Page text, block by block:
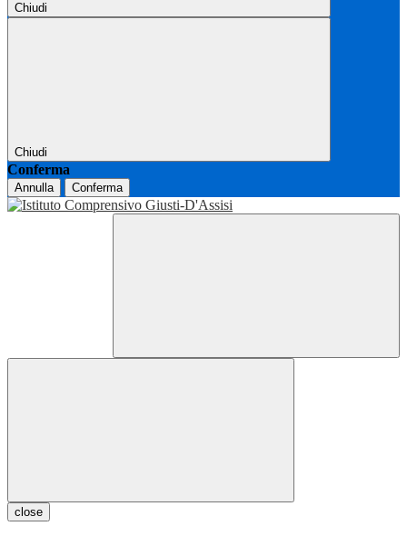
Chiudi
Chiudi
Conferma
Annulla Conferma
close